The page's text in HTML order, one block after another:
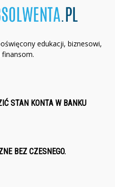
edukacji, biznesowi,
finansom.
STAN KONTA W BANKU
BEZ CZESNEGO.